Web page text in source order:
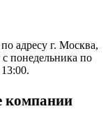
адресу г. Москва,
понедельника по
компании